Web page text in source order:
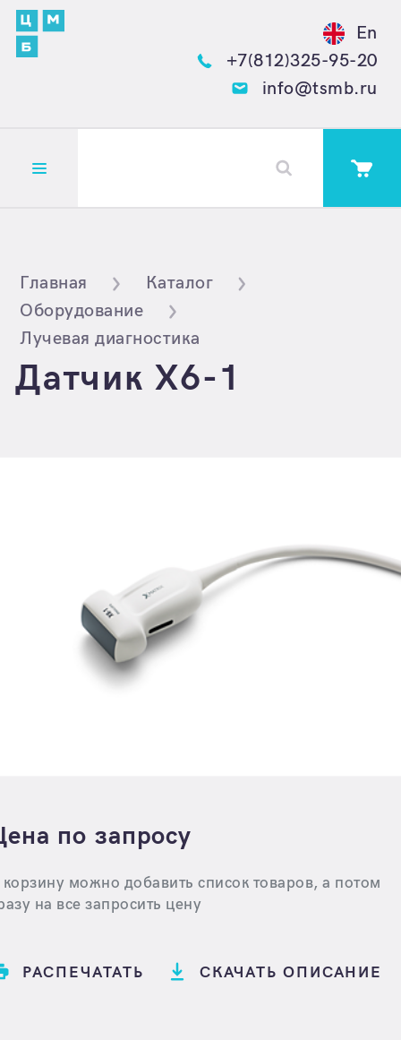
En
+7(812)325-95-20
info@tsmb.ru
Открыть меню
Главная
Каталог
Оборудование
Лучевая диагностика
Датчик X6-1
по запросу
можно добавить список товаров, а потом
на все запросить цену
СКАЧАТЬ ОПИСАНИЕ
РАСПЕЧАТАТЬ